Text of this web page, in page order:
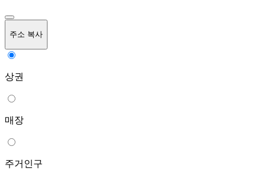
주소 복사
상권
매장
주거인구